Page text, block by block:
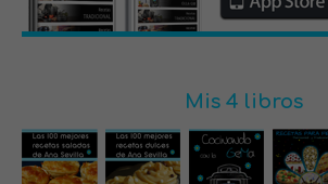
Mis 4 libros